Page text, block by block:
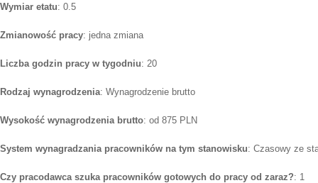
Wymiar etatu: 0.5
Zmianowość pracy: jedna zmiana
Liczba godzin pracy w tygodniu: 20
Rodzaj wynagrodzenia: Wynagrodzenie brutto
Wysokość wynagrodzenia brutto: od 875 PLN
System wynagradzania pracowników na tym stanowisku: Czasowy ze
Czy pracodawca szuka pracowników gotowych do pracy od zaraz?: 1